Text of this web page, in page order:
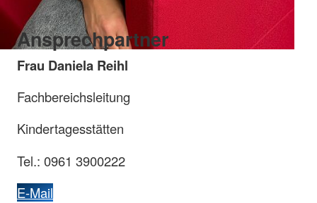
Ansprechpartner
Frau Daniela Reihl
Fachbereichsleitung
Kindertagesstätten
Tel.: 0961 3900222
E-Mail